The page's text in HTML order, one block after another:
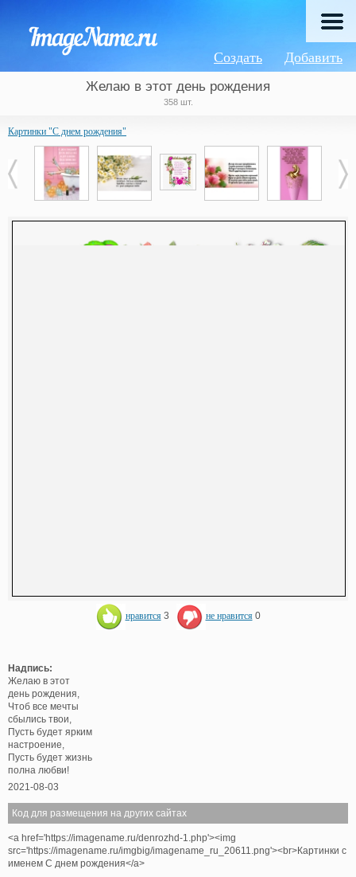
Добавить
Создать
Желаю в этот день рождения
358 шт.
Картинки "С днем рождения"
нравится 3 не нравится 0
Надпись:
Желаю в этот
день рождения,
Чтоб все мечты
сбылись твои,
Пусть будет ярким
настроение,
Пусть будет жизнь
полна любви!
2021-08-03
Код для размещения на других сайтах
<a href='https://imagename.ru/denrozhd-1.php'><img
src='https://imagename.ru/imgbig/imagename_ru_20611.png'><br>Картинки с
именем С днем рождения</a>